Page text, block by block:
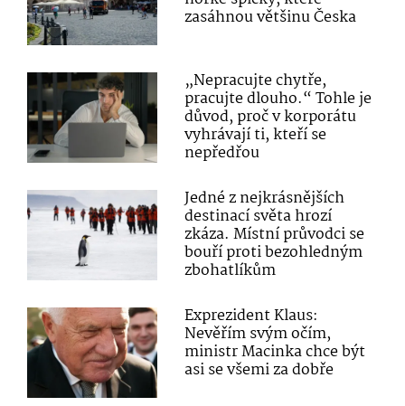
zasáhnou většinu Česka
„Nepracujte chytře,
pracujte dlouho.“ Tohle je
důvod, proč v korporátu
vyhrávají ti, kteří se
nepředřou
Jedné z nejkrásnějších
destinací světa hrozí
zkáza. Místní průvodci se
bouří proti bezohledným
zbohatlíkům
Exprezident Klaus:
Nevěřím svým očím,
ministr Macinka chce být
asi se všemi za dobře